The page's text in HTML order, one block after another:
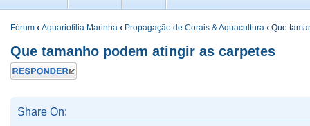
Fórum ‹ Aquariofilia Marinha ‹ Propagação de Corais & Aquacultura ‹ Que
Que tamanho podem atingir as carpetes
Responder
Share On: